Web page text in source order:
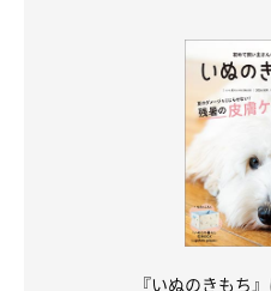
まいにちのいぬ・ねこのきもちアプリ
『いぬのきもち